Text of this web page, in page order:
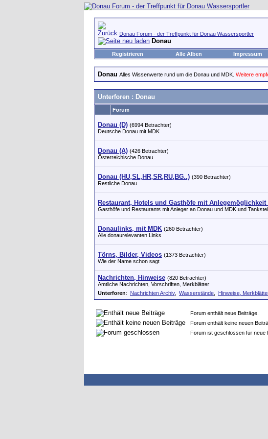
Donau Forum - der Treffpunkt für Donau Wassersportler
Donau
Registrieren Alle Alben Impressum
Donau Alles Wissenwerte rund um die Donau und MDK. Weitere
Unterforen : Donau
Forum
Donau (D) (6994 Betrachter)
Deutsche Donau mit MDK
Donau (A) (426 Betrachter)
Österreichische Donau
Donau (HU,SL,HR,SR,RU,BG..) (390 Betrachter)
Restliche Donau
Restaurant, Hotels und Gasthöfe mit Anlegemöglichkeit
Gasthöfe und Restaurants mit Anleger an Donau und MDK und
Donaulinks, mit MDK (260 Betrachter)
Alle donaurelevanten Links
Törns, Bilder, Videos (1373 Betrachter)
Wie der Name schon sagt
Nachrichten, Hinweise (820 Betrachter)
Amtliche Nachrichten, Vorschriften, Merkblätter
Unterforen: Nachrichten Archiv, Wasserstände Hinweise,
Forum enthält neue Beiträge.
Forum enthält keine neuen
Forum ist geschlossen für neue